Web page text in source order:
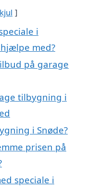
i
med?
på garage
tilbygning i
i Snøde?
prisen på
speciale i